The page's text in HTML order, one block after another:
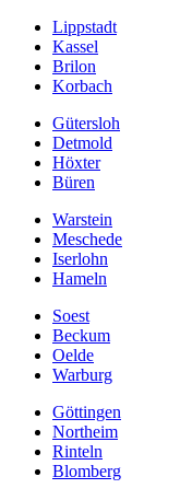
Lippstadt
Kassel
Brilon
Korbach
Gütersloh
Detmold
Höxter
Büren
Warstein
Meschede
Iserlohn
Hameln
Soest
Beckum
Oelde
Warburg
Göttingen
Northeim
Rinteln
Blomberg